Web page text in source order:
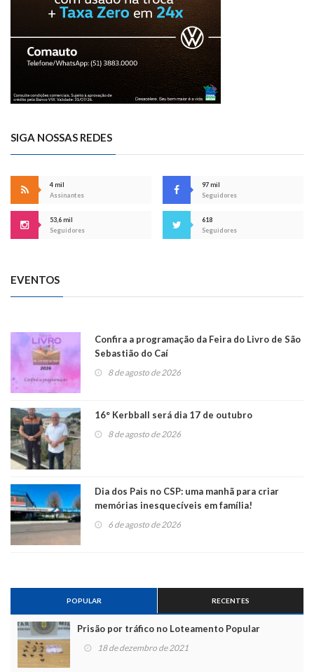
SIGA NOSSAS REDES
4 mil
Assinantes
97 mil
Seguidores
53,6 mil
Seguidores
618
Seguidores
EVENTOS
Confira a programação da Feira do Livro de São
Sebastião do Caí
8 de agosto de 2026
16° Kerbball será dia 17 de outubro
8 de agosto de 2026
Dia dos Pais no CSP: uma manhã para criar
memórias inesquecíveis em família!
6 de agosto de 2026
POPULAR RECENTES
Prisão por tráfico no Loteamento Popular
18 de dezembro de 2021